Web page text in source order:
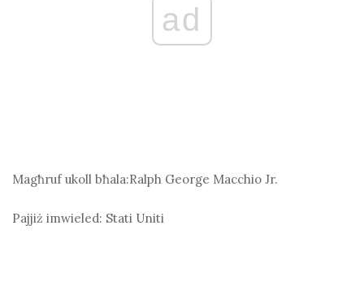
ad
Magħruf ukoll bħala:Ralph George Macchio Jr.
Pajjiż imwieled: Stati Uniti